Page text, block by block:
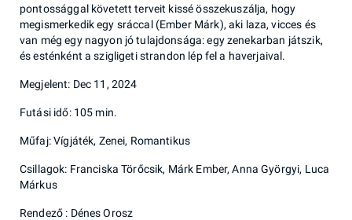
pontossággal követett terveit kissé összekuszálja, hogy
megismerkedik egy sráccal (Ember Márk), aki laza, vicces és
van még egy nagyon jó tulajdonsága: egy zenekarban játszik,
és esténként a szigligeti strandon lép fel a haverjaival.
Megjelent: Dec 11, 2024
Futási idő: 105 min.
Műfaj: Vígjáték, Zenei, Romantikus
Csillagok: Franciska Törőcsik, Márk Ember, Anna Györgyi, Luca
Márkus
Rendező : Dénes Orosz